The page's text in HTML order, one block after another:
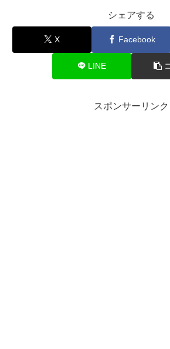
シェアする
X Facebook
LINE
スポンサーリンク